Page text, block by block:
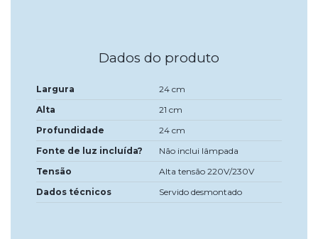
Dados do produto
Largura
24 cm
Alta
21 cm
Profundidade
24 cm
Fonte de luz incluída?
Não inclui lâmpada
Tensão
Alta tensão 220V/230V
Dados técnicos
Servido desmontado